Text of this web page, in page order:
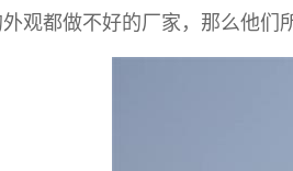
观都做不好的厂家，那么他们